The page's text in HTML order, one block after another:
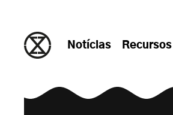
Notícias Recursos